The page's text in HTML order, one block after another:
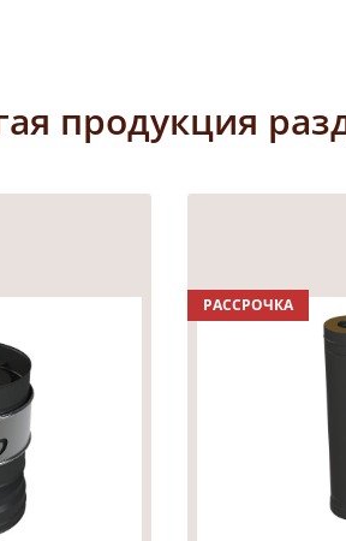
продукция
РАССРОЧКА